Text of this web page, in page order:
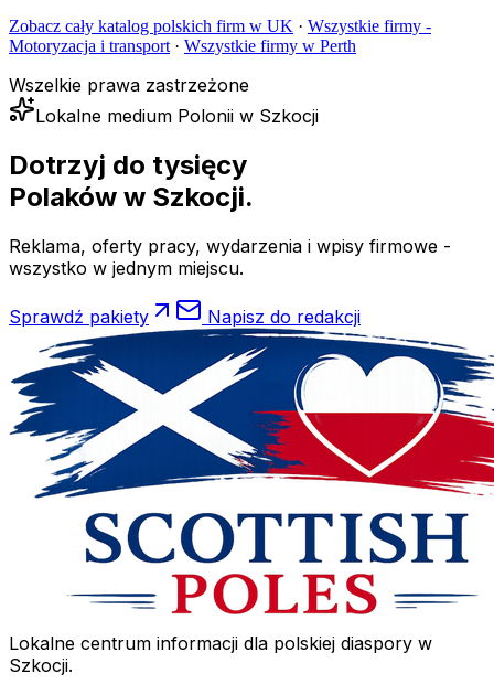
Zobacz cały katalog polskich firm w UK · Wszystkie firmy -
Motoryzacja i transport · Wszystkie firmy w Perth
Wszelkie prawa zastrzeżone
Lokalne medium Polonii w Szkocji
Dotrzyj do tysięcy
Polaków w Szkocji.
Reklama, oferty pracy, wydarzenia i wpisy firmowe -
wszystko w jednym miejscu.
Sprawdź pakiety Napisz do redakcji
Lokalne centrum informacji dla polskiej diaspory w
Szkocji.